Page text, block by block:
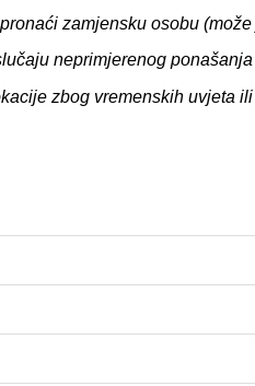
zamjensku osobu
neprimjerenog
zbog vremenskih uvjeta